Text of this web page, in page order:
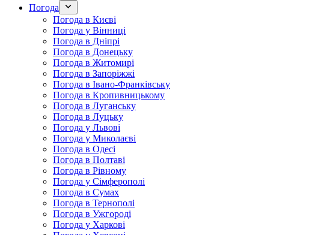
Погода
Погода в Києві
Погода у Вінниці
Погода в Дніпрі
Погода в Донецьку
Погода в Житомирі
Погода в Запоріжжі
Погода в Івано-Франківську
Погода в Кропивницькому
Погода в Луганську
Погода в Луцьку
Погода у Львові
Погода у Миколаєві
Погода в Одесі
Погода в Полтаві
Погода в Рівному
Погода у Сімферополі
Погода в Сумах
Погода в Тернополі
Погода в Ужгороді
Погода у Харкові